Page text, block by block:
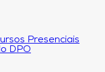
Presenciais
DPO